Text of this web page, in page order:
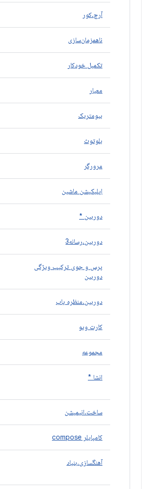
آرچ.کور
ناهمزمان‌سازی
تکمیل خودکار
معیار
بیومتریک
بلوتوث
مرورگر
اپلیکیشن ماشین
دوربین *
دوربین.رسانه3
پرس و جوی ترکیب ویژگی
دوربین
دوربین.منظره یاب
کارت ویو
مجموعه
انشا *
ساخت.انیمیشن
کامپایلر compose
آهنگسازی.بنیاد